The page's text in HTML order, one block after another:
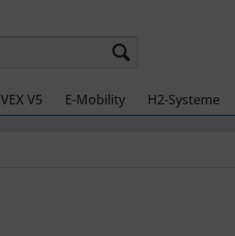
VEX V5 E-Mobility H2-Systeme